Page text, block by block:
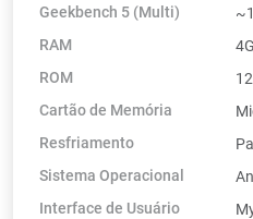
Geekbench 5 (Multi)
RAM
ROM
Cartão de Memória
Resfriamento
Sistema Operacional
Interface de Usuário